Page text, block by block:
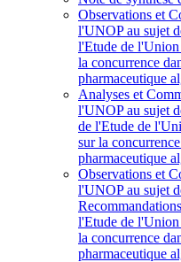
Observations et
l'UNOP au sujet
l'Etude de l'Union
la concurrence
pharmaceutique
Analyses et
l'UNOP au sujet
de l'Etude de
sur la
pharmaceutique
Observations et
l'UNOP au sujet
l'Etude de l'Union
la concurrence
pharmaceutique